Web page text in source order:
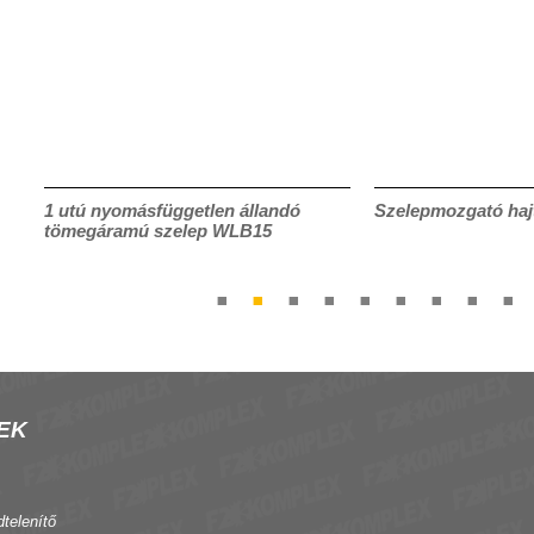
1 utú nyomásfüggetlen állandó
tömegáramú szelep WLB15
Szelepmozgató